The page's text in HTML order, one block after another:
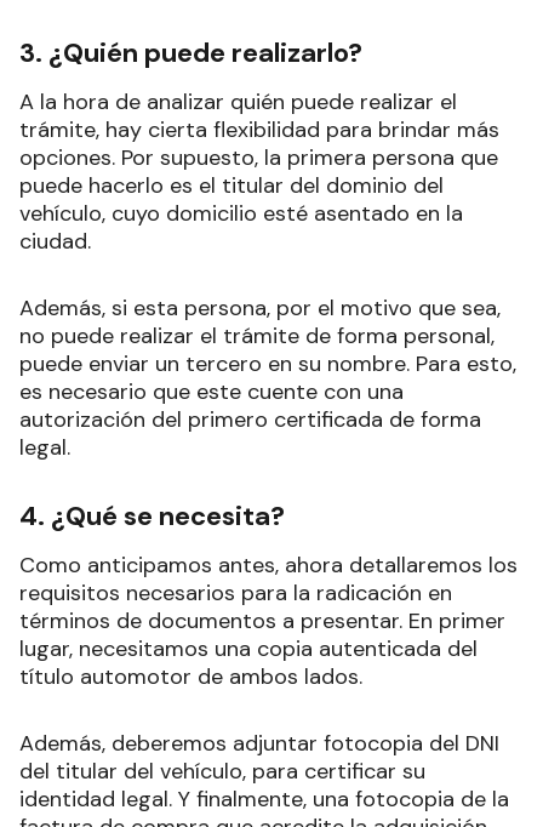
3. ¿Quién puede realizarlo?
A la hora de analizar quién puede realizar el
trámite, hay cierta flexibilidad para brindar más
opciones. Por supuesto, la primera persona que
puede hacerlo es el titular del dominio del
vehículo, cuyo domicilio esté asentado en la
ciudad.
Además, si esta persona, por el motivo que sea,
no puede realizar el trámite de forma personal,
puede enviar un tercero en su nombre. Para esto,
es necesario que este cuente con una
autorización del primero certificada de forma
legal.
4. ¿Qué se necesita?
Como anticipamos antes, ahora detallaremos los
requisitos necesarios para la radicación en
términos de documentos a presentar. En primer
lugar, necesitamos una copia autenticada del
título automotor de ambos lados.
Además, deberemos adjuntar fotocopia del DNI
del titular del vehículo, para certificar su
identidad legal. Y finalmente, una fotocopia de la